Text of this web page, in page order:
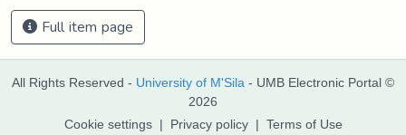
Full item page
All Rights Reserved - University of M'Sila - UMB Electronic Portal ©
2026
Cookie settings | Privacy policy | Terms of Use